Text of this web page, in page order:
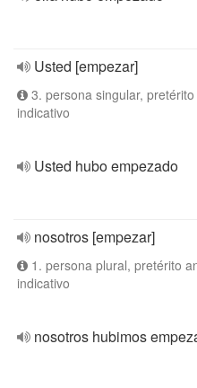
Usted [empezar]
3. persona singular,
indicativo
Usted hubo empezado
nosotros [empezar]
1. persona plural, pretérito
indicativo
nosotros hubimos